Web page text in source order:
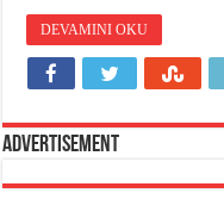
DEVAMINI OKU
Advertisement